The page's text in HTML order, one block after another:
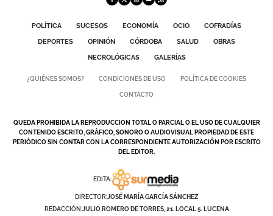
OPINIÓN
VENTANA CIUDADANA
CÓRDOBA
SUBBÉTICA HOY
NECROLÓGICAS
POLÍTICA SUCESOS ECONOMÍA OCIO
COFRADÍAS
DEPORTES
OPINIÓN CÓRDOBA SALUD
OBRAS
NECROLÓGICAS
GALERÍAS
¿QUIÉNES SOMOS? CONDICIONES DE USO POLÍTICA DE COOKIES
CONTACTO
QUEDA PROHIBIDA LA REPRODUCCION TOTAL O PARCIAL O EL USO DE CUALQUIER
CONTENIDO ESCRITO, GRÁFICO, SONORO O AUDIOVISUAL PROPIEDAD DE ESTE
PERIÓDICO SIN CONTAR CON LA CORRESPONDIENTE AUTORIZACIÓN POR ESCRITO
DEL EDITOR.
EDITA:
DIRECTOR:JOSÉ MARÍA GARCÍA SÁNCHEZ
REDACCIÓN:JULIO ROMERO DE TORRES, 21. LOCAL 5. LUCENA